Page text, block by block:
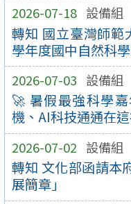
2026-07-18 設備組
轉知 國立臺灣師範
學年度國中自然科
2026-07-03 設備組
🚀 暑假最強科學
機、AI科技通通在這
2026-07-02 設備組
轉知 文化部函請本
展簡章」